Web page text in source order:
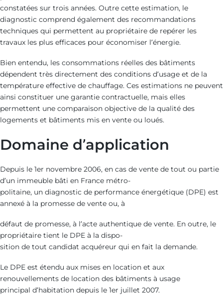
constatées sur trois années. Outre cette estimation, le
diagnostic comprend également des recommandations
techniques qui permettent au propriétaire de repérer les
travaux les plus efficaces pour économiser l’énergie.
Bien entendu, les consommations réelles des bâtiments
dépendent très directement des conditions d’usage et de la
température effective de chauffage. Ces estimations ne peuvent
ainsi constituer une garantie contractuelle, mais elles
permettent une comparaison objective de la qualité des
logements et bâtiments mis en vente ou loués.
Domaine d’application
Depuis le 1er novembre 2006, en cas de vente de tout ou partie
d’un immeuble bâti en France métro-
politaine, un diagnostic de performance énergétique (DPE) est
annexé à la promesse de vente ou, à
défaut de promesse, à l’acte authentique de vente. En outre, le
propriétaire tient le DPE à la dispo-
sition de tout candidat acquéreur qui en fait la demande.
Le DPE est étendu aux mises en location et aux
renouvellements de location des bâtiments à usage
principal d’habitation depuis le 1er juillet 2007.